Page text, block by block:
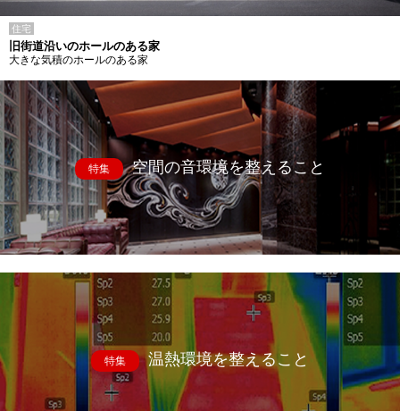
住宅
旧街道沿いのホールのある家
大きな気積のホールのある家
特集 空間の音環境を整えること
特集 温熱環境を整えること